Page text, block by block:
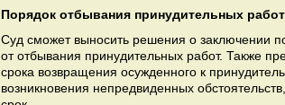
Порядок отбывания принудительных работ
Суд сможет выносить решения о заключении
от отбывания принудительных работ. Также
срока возвращения осужденного к
возникновения непредвиденных